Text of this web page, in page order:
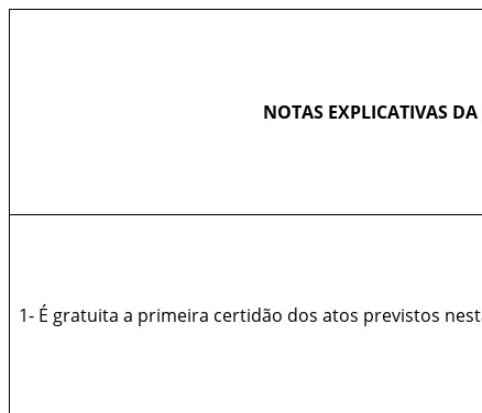
NOTAS EXPLICATIVAS
1- É gratuita a primeira certidão dos atos previstos